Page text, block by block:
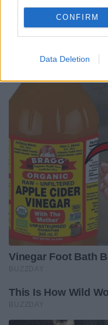
CONFIRM
Data Deletion